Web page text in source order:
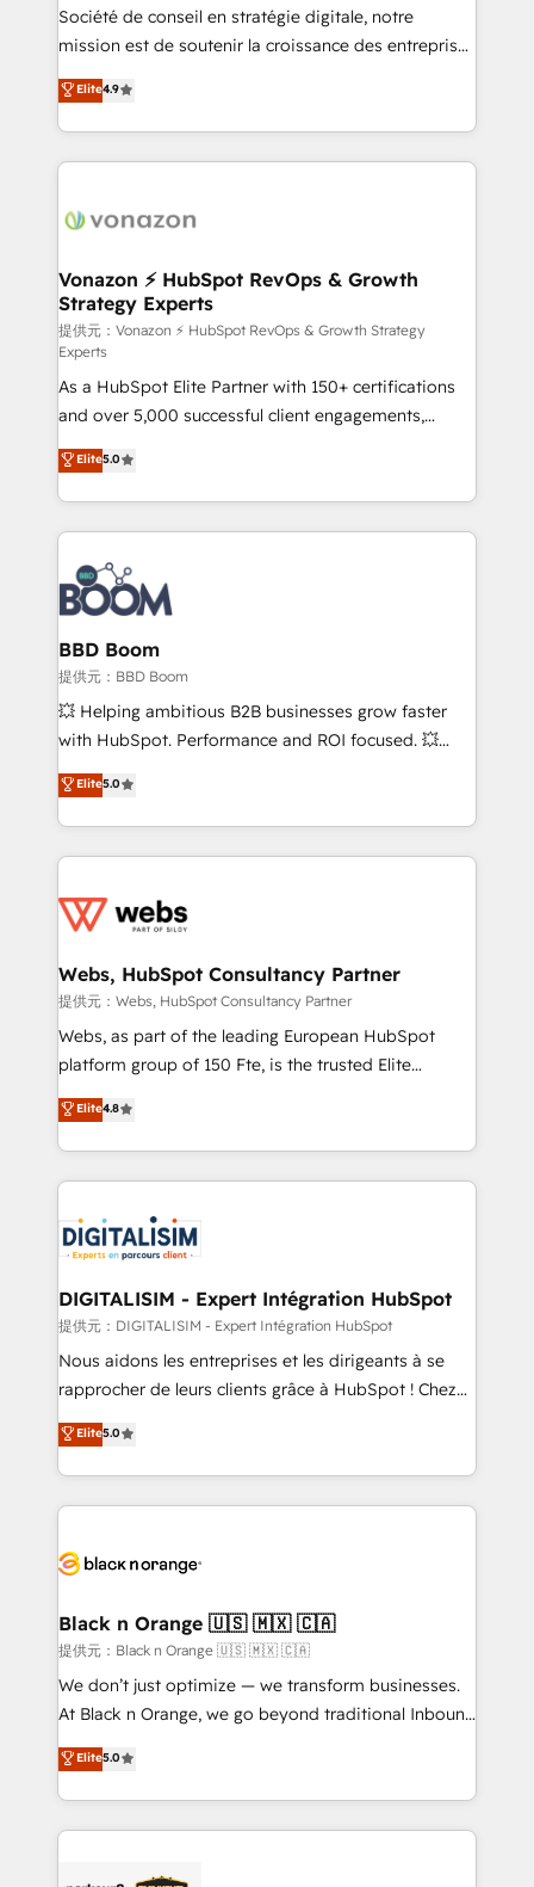
d’entreprise. Grâce à une méthodologie éprouvée
auprès de plus de 400 clients, nous comprenons
HubSpot dans votre organisation. Pour toute
question technique ou besoin de structuration de
Société de conseil en stratégie digitale, notre
mission est de soutenir la croissance des entreprises
B2B à travers l’acquisition de nouveaux clients,
l'intégration CRM et le développement des revenus
auprès de vos comptes existants. En France et à
l'international, nous travaillons avec des ETI
delà d’une simple transformation digitale et des
➤ L’intégration de CRM et de méthodologie RevOps
pour aligner les équipes marketing, commerciales et
support client (data migration, synchronisation API,
audit et maintenance) ➤ La création de sites internet
de conversion qui transforment les visiteurs en
opportunités d'affaires ➤ La mise en place de
stratégies d'acquisition marketing (SEO, SEA,
inbound, automatisation marketing, ABM, IA,
emailing) Informations clés : - 10 ans d'expérience -
100+ intégrations CRM HubSpot réussies - 40
experts conseil - 150 certifications HubSpot
cumulées
Elite4.9
Vonazon ⚡ HubSpot RevOps & Growth
Strategy Experts
提供元：Vonazon ⚡ HubSpot RevOps & Growth Strategy
Experts
As a HubSpot Elite Partner with 150+ certifications
and over 5,000 successful client engagements,
Vonazon turns marketing complexity into
measurable, scalable growth. From onboarding to
enterprise-grade campaigns, our in-house team
builds scalable strategies that drive long-term
revenue. ⚙️ HubSpot Integration & Optimization •
Seamless CRM, CMS, and automation setup •
Complex platform migrations and data cleanups •
Custom APIs and third-party integrations 📈 End-to-
End Revenue Acceleration • Lifecycle marketing and
pipeline growth programs • Sales enablement tools
and CRM optimization • Retention strategies with
Execution • 750+ onboardings and 2,000+
implementations • Deep expertise across marketing,
Elite5.0
BBD Boom
提供元：BBD Boom
💥 Helping ambitious B2B businesses grow faster
with HubSpot. Performance and ROI focused. 💥
BBD Boom is the HubSpot partner that can help you
to HubSpot Better. We work with your teams to
solve all your HubSpot challenges and improve user
adoption, sales process and marketing results.
the first time 🔧 Designing and optimising your
and build using HubSpot 🔌 Integrating HubSpot
with other systems 🎓 Training your teams to be
HubSpot pros 📊 Lead generation services using
HubSpot Why us? - SIX HubSpot Accreditations -
CRM, Solutions Architecture, Onboarding , Data
Migration, Custom Integration & Platform
team of 25+ experts Contact us today to help you
get more from your investment in HubSpot.
Elite5.0
Webs, HubSpot Consultancy Partner
提供元：Webs, HubSpot Consultancy Partner
Webs, as part of the leading European HubSpot
platform group of 150 Fte, is the trusted Elite
HubSpot CRM Partner offering you a roadmap on
maximizing EBITDA and achieving Commercial
Excellence. With our targeted processes, we
strengthen your digital transformation and minimize
Implementation partner, we provide expertise to
drive your business forward. Since 2015 we are fully
dedicated to HubSpot and with an experienced
team (50+), we work with reputable companies in
B2B sectors such as manufacturing, SaaS and
business services. We prepare a customized
impact of your digital transformation, including a
detailed financial rationale with a focus on ROI and
embark on a transformational journey that sets your
business up for long-term success. Unlock your
business. If not now, when?
Elite4.8
DIGITALISIM - Expert Intégration HubSpot
提供元：DIGITALISIM - Expert Intégration HubSpot
Nous aidons les entreprises et les dirigeants à se
rapprocher de leurs clients grâce à HubSpot ! Chez
DIGITALISIM, nous avons l'intime conviction que la
réussite des entreprises passe par l’innovation web,
le marketing digital, et la relation client ! C'est
pourquoi, nos experts sont à la fois capables de
référencement, votre stratégie digitale et le pilotage
projet HubSpot avec DIGITALISIM : 🧽 Nettoyage,
migration et intégration des bases de données. 🚀
Développement des interfaces avec vos logiciels
métiers ⚙️ Configuration de la plateforme HubSpot
Book Process & Guidelines utilisateurs 🎓
Formations des utilisateurs
Elite5.0
Black n Orange 🇺🇸 🇲🇽 🇨🇦
提供元：Black n Orange 🇺🇸 🇲🇽 🇨🇦
We don’t just optimize — we transform businesses.
At Black n Orange, we go beyond traditional Inbound
Marketing with our exclusive methodologies:
BOOMS and BOOST. Together, they form a powerful
combination that has driven success for over 800
businesses worldwide. As Elite HubSpot Partners, we
Elite5.0